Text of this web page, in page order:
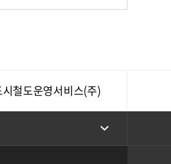
시철도운영서비스(주)